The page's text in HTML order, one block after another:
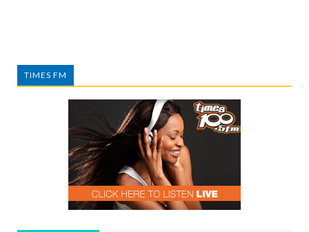
TIMES FM